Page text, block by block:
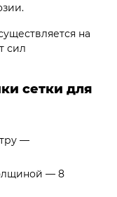
на
сил
сетки для
—
— 8